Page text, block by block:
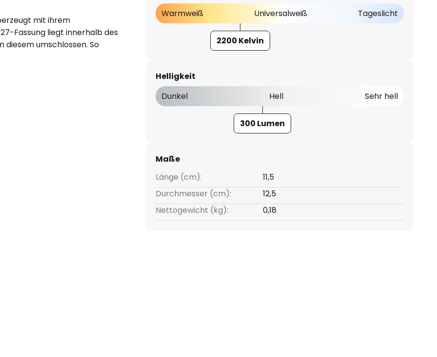
mit ihrem
Fassung liegt innerhalb des
diesem umschlossen. So
Warmweiß
Universalweiß Tageslicht
2200 Kelvin
Helligkeit
Dunkel
Hell Sehr hell
300 Lumen
Maße
Länge (cm):
11,5
Durchmesser (cm):
12,5
Nettogewicht (kg):
0,18